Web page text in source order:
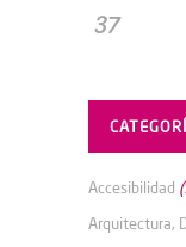
37
Accesibilidad
Arquitectura,